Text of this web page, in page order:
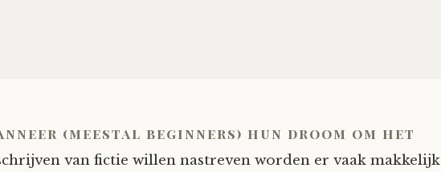
(meestal beginners) hun droom om het
van fictie willen nastreven worden er vaak makkelijk